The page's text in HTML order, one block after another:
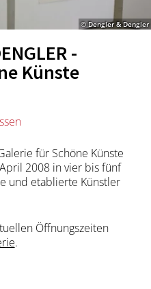
© Dengler & Dengler
-
Künste
für Schöne Künste
2008 in vier bis fünf
und etablierte Künstler
Öffnungszeiten
.